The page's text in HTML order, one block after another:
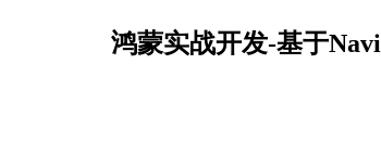
鸿蒙实战开发-基于